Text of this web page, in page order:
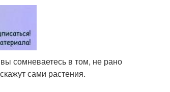
сомневаетесь в том, не рано
сами растения.